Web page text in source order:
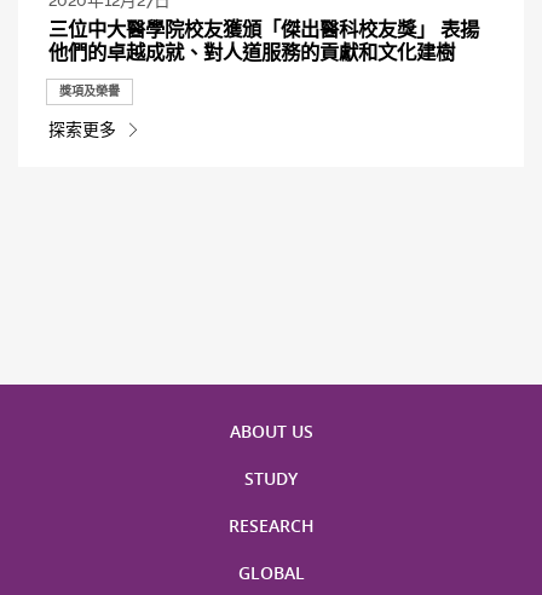
三位中大醫學院校友獲頒「傑出醫科校友獎」 表揚
他們的卓越成就、對人道服務的貢獻和文化建樹
獎項及榮譽
探索更多
ABOUT US
STUDY
RESEARCH
GLOBAL